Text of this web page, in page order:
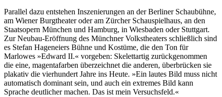
Parallel dazu entstehen Inszenierungen an der Berliner Schaubühne,
am Wiener Burgtheater oder am Zürcher Schauspielhaus, an den
Staatsopern München und Hamburg, in Wiesbaden oder Stuttgart.
Zur Neubau-Eröffnung des Münchner Volkstheaters schließlich sind
es Stefan Hageneiers Bühne und Kostüme, die den Ton für
Marlowes »Edward II.« vorgeben: Skelettartig zurückgenommen
die eine, magentafarben überzeichnet die anderen, überbrücken sie
plakativ die vierhundert Jahre ins Heute. »Ein lautes Bild muss nicht
automatisch dominant sein, und auch ein extremes Bild kann
Sprache deutlicher machen. Das ist mein Versuchsfeld.«